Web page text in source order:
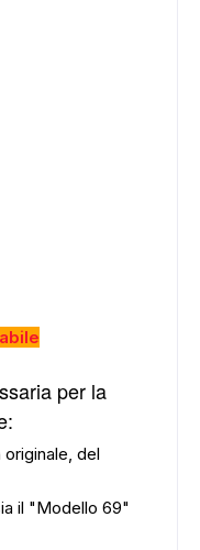
per la
del
il "Modello 69"